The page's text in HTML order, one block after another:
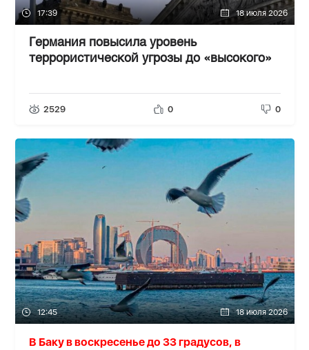
17:39 18 июля 2026
Германия повысила уровень
террористической угрозы до «высокого»
2529 0 0
12:45 18 июля 2026
В Баку в воскресенье до 33 градусов, в